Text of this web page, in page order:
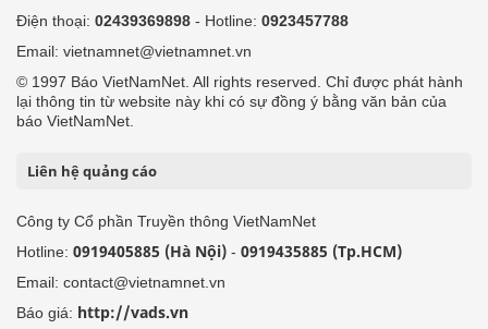
Điện thoại: 02439369898 - Hotline: 0923457788
Email: vietnamnet@vietnamnet.vn
© 1997 Báo VietNamNet. All rights reserved. Chỉ được phát hành
lại thông tin từ website này khi có sự đồng ý bằng văn bản của
báo VietNamNet.
Liên hệ quảng cáo
Công ty Cổ phần Truyền thông VietNamNet
Hotline: 0919405885 (Hà Nội) - 0919435885 (Tp.HCM)
Email: contact@vietnamnet.vn
Báo giá: http://vads.vn